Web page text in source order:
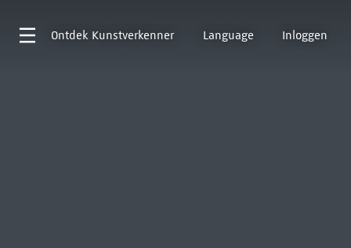
Ontdek Kunstverkenner Language Inloggen